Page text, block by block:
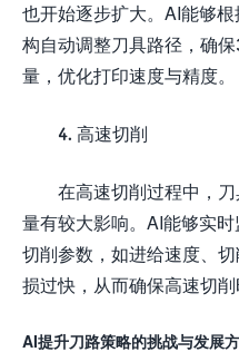
也开始逐步扩大。AI能够
构自动调整刀具路径，确
量，优化打印速度与精度。
4. 高速切削
在高速切削过程中，
量有较大影响。AI能够实
切削参数，如进给速度、
损过快，从而确保高速切削
AI提升刀路策略的挑战与发展